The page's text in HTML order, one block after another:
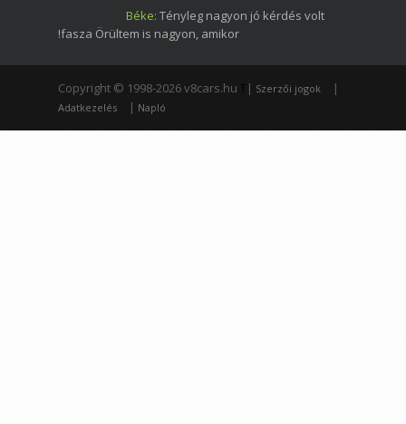
Béke: Tényleg nagyon jó kérdés volt
!fasza Örültem is nagyon, amikor
Copyright © 1998-2026 v8cars.hu | Szerzői jogok |
Adatkezelés | Napló